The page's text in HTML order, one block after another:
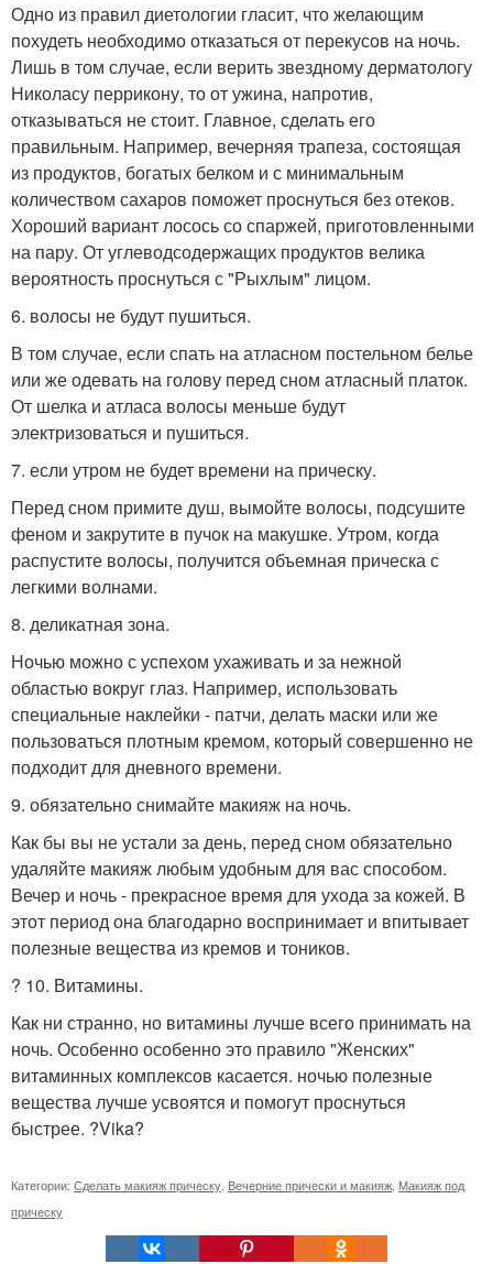
Одно из правил диетологии гласит, что желающим
похудеть необходимо отказаться от перекусов на ночь.
Лишь в том случае, если верить звездному дерматологу
Николасу перрикону, то от ужина, напротив,
отказываться не стоит. Главное, сделать его
правильным. Например, вечерняя трапеза, состоящая
из продуктов, богатых белком и с минимальным
количеством сахаров поможет проснуться без отеков.
Хороший вариант лосось со спаржей, приготовленными
на пару. От углеводсодержащих продуктов велика
вероятность проснуться с "Рыхлым" лицом.
6. волосы не будут пушиться.
В том случае, если спать на атласном постельном белье
или же одевать на голову перед сном атласный платок.
От шелка и атласа волосы меньше будут
электризоваться и пушиться.
7. если утром не будет времени на прическу.
Перед сном примите душ, вымойте волосы, подсушите
феном и закрутите в пучок на макушке. Утром, когда
распустите волосы, получится объемная прическа с
легкими волнами.
8. деликатная зона.
Ночью можно с успехом ухаживать и за нежной
областью вокруг глаз. Например, использовать
специальные наклейки - патчи, делать маски или же
пользоваться плотным кремом, который совершенно не
подходит для дневного времени.
9. обязательно снимайте макияж на ночь.
Как бы вы не устали за день, перед сном обязательно
удаляйте макияж любым удобным для вас способом.
Вечер и ночь - прекрасное время для ухода за кожей. В
этот период она благодарно воспринимает и впитывает
полезные вещества из кремов и тоников.
? 10. Витамины.
Как ни странно, но витамины лучше всего принимать на
ночь. Особенно особенно это правило "Женских"
витаминных комплексов касается. ночью полезные
вещества лучше усвоятся и помогут проснуться
быстрее. ?Vika?
Категории: Сделать макияж прическу, Вечерние прически и макияж, Макияж под
прическу